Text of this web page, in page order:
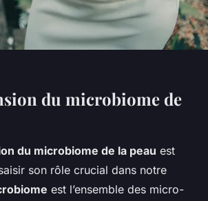
du microbiome de
du microbiome de la peau est
son rôle crucial dans notre
est l’ensemble des micro-